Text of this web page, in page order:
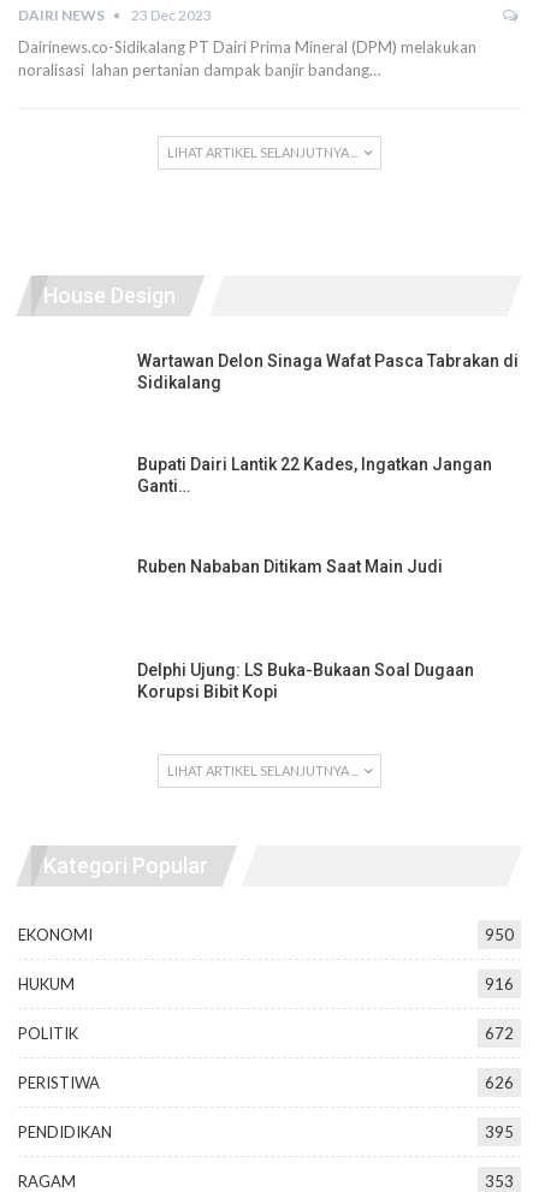
DAIRI NEWS 23 Dec 2023
Dairinews.co-Sidikalang PT Dairi Prima Mineral (DPM) melakukan
noralisasi lahan pertanian dampak banjir bandang…
LIHAT ARTIKEL SELANJUTNYA ...
House Design
Wartawan Delon Sinaga Wafat Pasca Tabrakan di
Sidikalang
Bupati Dairi Lantik 22 Kades, Ingatkan Jangan
Ganti…
Ruben Nababan Ditikam Saat Main Judi
Delphi Ujung: LS Buka-Bukaan Soal Dugaan
Korupsi Bibit Kopi
LIHAT ARTIKEL SELANJUTNYA ...
Kategori Popular
EKONOMI 950
HUKUM 916
POLITIK 672
PERISTIWA 626
PENDIDIKAN 395
RAGAM 353